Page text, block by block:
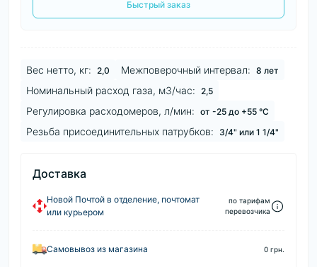
Быстрый заказ
Вес нетто, кг: 2,0 Межповерочный интервал: 8 лет
Номинальный расход газа, м3/час: 2,5
Регулировка расходомеров, л/мин: от -25 до +55 °C
Резьба присоединительных патрубков: 3/4" или 1 1/4"
Доставка
Новой Почтой в отделение, почтомат
или курьером
по тарифам
перевозчика
Самовывоз из магазина 0 грн.